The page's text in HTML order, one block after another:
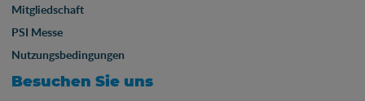
Mitgliedschaft
PSI Messe
Nutzungsbedingungen
Besuchen Sie uns